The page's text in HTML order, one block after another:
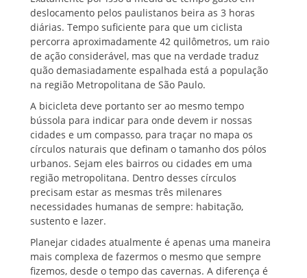
deslocamento pelos paulistanos beira as 3 horas
diárias. Tempo suficiente para que um ciclista
percorra aproximadamente 42 quilômetros, um raio
de ação considerável, mas que na verdade traduz
quão demasiadamente espalhada está a população
na região Metropolitana de São Paulo.
A bicicleta deve portanto ser ao mesmo tempo
bússola para indicar para onde devem ir nossas
cidades e um compasso, para traçar no mapa os
círculos naturais que definam o tamanho dos pólos
urbanos. Sejam eles bairros ou cidades em uma
região metropolitana. Dentro desses círculos
precisam estar as mesmas três milenares
necessidades humanas de sempre: habitação,
sustento e lazer.
Planejar cidades atualmente é apenas uma maneira
mais complexa de fazermos o mesmo que sempre
fizemos, desde o tempo das cavernas. A diferença é